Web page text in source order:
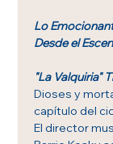
Lo
Desde el
"La Valquiria"
Dioses y
capítulo del
El director